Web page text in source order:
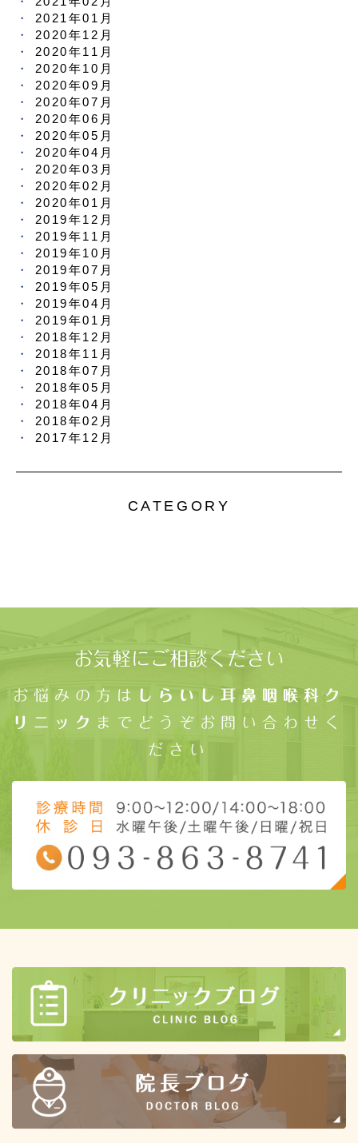
2021年01月
2020年12月
2020年11月
2020年10月
2020年09月
2020年07月
2020年06月
2020年05月
2020年04月
2020年03月
2020年02月
2020年01月
2019年12月
2019年11月
2019年10月
2019年07月
2019年05月
2019年04月
2019年01月
2018年12月
2018年11月
2018年07月
2018年05月
2018年04月
2018年02月
2017年12月
CATEGORY
お気軽にご相談ください
お悩みの方は しらいし耳鼻咽喉科ク
リニック までどうぞお問い合わせく
ださい